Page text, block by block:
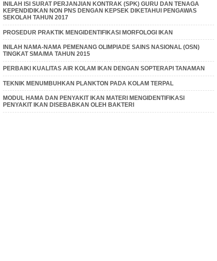
INILAH ISI SURAT PERJANJIAN KONTRAK (SPK) GURU DAN TENAGA
KEPENDIDIKAN NON PNS DENGAN KEPSEK DIKETAHUI PENGAWAS
SEKOLAH TAHUN 2017
PROSEDUR PRAKTIK MENGIDENTIFIKASI MORFOLOGI IKAN
INILAH NAMA-NAMA PEMENANG OLIMPIADE SAINS NASIONAL (OSN)
TINGKAT SMA/MA TAHUN 2015
PERBAIKI KUALITAS AIR KOLAM IKAN DENGAN SOPTERAPI TANAMAN
TEKNIK MENUMBUHKAN PLANKTON PADA KOLAM TERPAL
MODUL HAMA DAN PENYAKIT IKAN MATERI MENGIDENTIFIKASI
PENYAKIT IKAN DISEBABKAN OLEH BAKTERI